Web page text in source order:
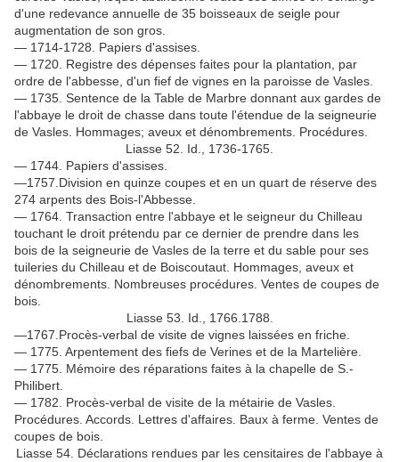
d'une redevance annuelle de 35 boisseaux de seigle pour
augmentation de son gros.
— 1714-1728. Papiers d'assises.
— 1720. Registre des dépenses faites pour la plantation, par
ordre de l'abbesse, d'un fief de vignes en la paroisse de Vasles.
— 1735. Sentence de la Table de Marbre donnant aux gardes de
l'abbaye le droit de chasse dans toute l'étendue de la seigneurie
de Vasles. Hommages; aveux et dénombrements. Procédures.
Liasse 52. Id., 1736-1765.
— 1744. Papiers d'assises.
—1757.Division en quinze coupes et en un quart de réserve des
274 arpents des Bois-l'Abbesse.
— 1764. Transaction entre l'abbaye et le seigneur du Chilleau
touchant le droit prétendu par ce dernier de prendre dans les
bois de la seigneurie de Vasles de la terre et du sable pour ses
tuileries du Chilleau et de Boiscoutaut. Hommages, aveux et
dénombrements. Nombreuses procédures. Ventes de coupes de
bois.
Liasse 53. Id., 1766.1788.
—1767.Procès-verbal de visite de vignes laissées en friche.
— 1775. Arpentement des fiefs de Verines et de la Martelière.
— 1775. Mémoire des réparations faites à la chapelle de S.-
Philibert.
— 1782. Procès-verbal de visite de la métairie de Vasles.
Procédures. Accords. Lettres d'affaires. Baux à ferme. Ventes de
coupes de bois.
Liasse 54. Déclarations rendues par les censitaires de l'abbaye à